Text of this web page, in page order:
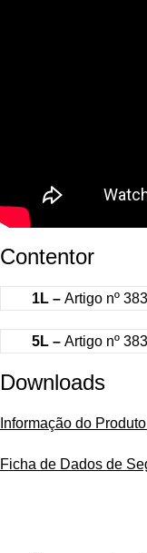
Contentor
1L – Artigo nº
5L – Artigo nº
Downloads
Informação do
Ficha de Dados de